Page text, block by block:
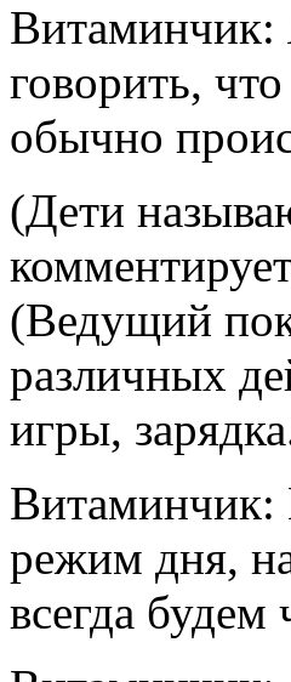
Витаминчик:
говорить,
обычно
(Дети
(Ведущий
различных
игры,
Витаминчик:
режим дня,
всегда